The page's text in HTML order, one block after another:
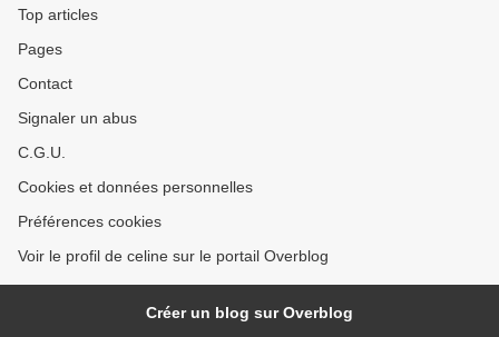
Top articles
Pages
Contact
Signaler un abus
C.G.U.
Cookies et données personnelles
Préférences cookies
Voir le profil de celine sur le portail Overblog
Créer un blog sur Overblog